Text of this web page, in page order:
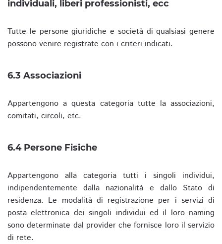
individuali, liberi professionisti, ecc
Tutte le persone giuridiche e società di qualsiasi genere
possono venire registrate con i criteri indicati.
6.3 Associazioni
Appartengono a questa categoria tutte la associazioni,
comitati, circoli, etc.
6.4 Persone Fisiche
Appartengono alla categoria tutti i singoli individui,
indipendentemente dalla nazionalità e dallo Stato di
residenza. Le modalità di registrazione per i servizi di
posta elettronica dei singoli individui ed il loro naming
sono determinate dal provider che fornisce loro il servizio
di rete.